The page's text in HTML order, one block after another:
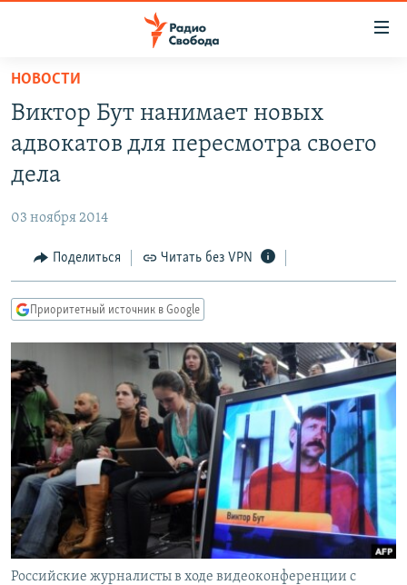
упрощенного
доступа
основному
Вернутся
Вернутся
поиску
ПОДКАСТЫ
МНЕНИЯ
КУЛЬТУРА
КАВКАЗ.РЕАЛИИ
СЕВЕР.РЕАЛИИ
СИБИРЬ.РЕАЛИИ
РАСПИСАНИЕ ВЕЩАНИЯ
ПОДПИШИТЕСЬ НА РАССЫЛКУ
СОЦИАЛЬНЫЕ СЕТИ
НОВОСТИ
Виктор Бут нанимает новых
адвокатов для пересмотра своего
дела
03 ноября 2014
Поделиться Читать без VPN
Приоритетный источник в Google
Российские журналисты в ходе видеоконференции с